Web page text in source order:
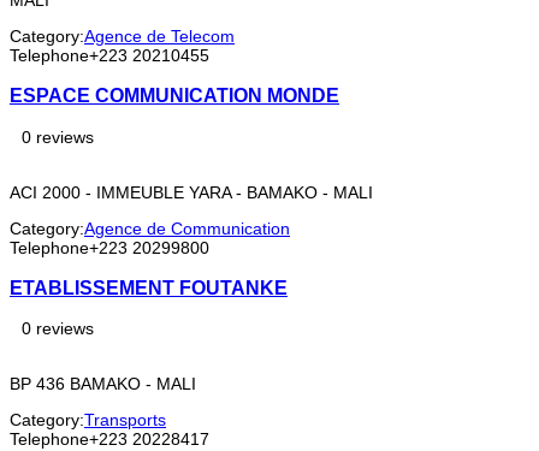
Category:Agence de Telecom
Telephone+223 20210455
ESPACE COMMUNICATION MONDE
0 reviews
ACI 2000 - IMMEUBLE YARA - BAMAKO - MALI
Category:Agence de Communication
Telephone+223 20299800
ETABLISSEMENT FOUTANKE
0 reviews
BP 436 BAMAKO - MALI
Category:Transports
Telephone+223 20228417